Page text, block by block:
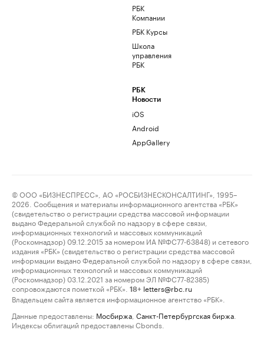
РБК
Компании
РБК Курсы
Школа
управления
РБК
РБК
Новости
iOS
Android
AppGallery
© ООО «БИЗНЕСПРЕСС», АО «РОСБИЗНЕСКОНСАЛТИНГ», 1995–
2026. Сообщения и материалы информационного агентства «РБК»
(свидетельство о регистрации средства массовой информации
выдано Федеральной службой по надзору в сфере связи,
информационных технологий и массовых коммуникаций
(Роскомнадзор) 09.12.2015 за номером ИА №ФС77-63848) и сетевого
издания «РБК» (свидетельство о регистрации средства массовой
информации выдано Федеральной службой по надзору в сфере связи,
информационных технологий и массовых коммуникаций
(Роскомнадзор) 03.12.2021 за номером ЭЛ №ФС77-82385)
сопровождаются пометкой «РБК».
18+ letters@rbc.ru
Владельцем сайта является информационное агентство «РБК».
Данные предоставлены: Мосбиржа Санкт-Петербургская биржа
Индексы облигаций предоставлены Cbonds.